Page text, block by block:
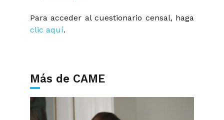
Para acceder al cuestionario censal, haga
clic aquí.
Más de CAME